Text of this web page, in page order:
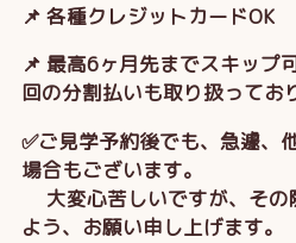
📌 各種クレジットカードOK
📌 最高6ヶ月先までスキップ
回の分割払いも取り扱ってお
✅ご見学予約後でも、急遽、
場合もございます。
大変心苦しいですが、その
よう、お願い申し上げます。